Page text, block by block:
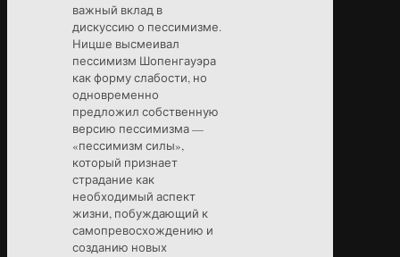
важный вклад в
дискуссию о пессимизме.
Ницше высмеивал
пессимизм Шопенгауэра
как форму слабости, но
одновременно
предложил собственную
версию пессимизма —
«пессимизм силы»,
который признает
страдание как
необходимый аспект
жизни, побуждающий к
самопревосхождению и
созданию новых